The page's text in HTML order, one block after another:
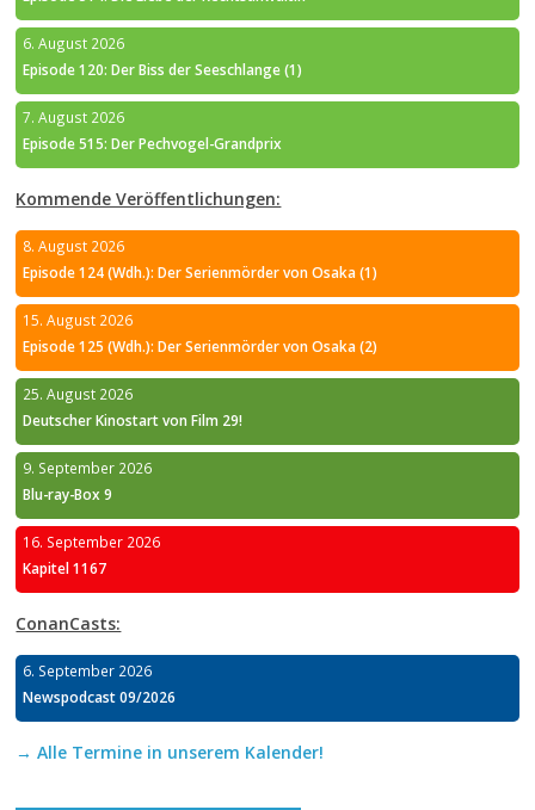
6. August 2026
Episode 120: Der Biss der Seeschlange (1)
7. August 2026
Episode 515: Der Pechvogel-Grandprix
Kommende Veröffentlichungen:
8. August 2026
Episode 124 (Wdh.): Der Serienmörder von Osaka (1)
15. August 2026
Episode 125 (Wdh.): Der Serienmörder von Osaka (2)
25. August 2026
Deutscher Kinostart von Film 29!
9. September 2026
Blu-ray-Box 9
16. September 2026
Kapitel 1167
ConanCasts:
6. September 2026
Newspodcast 09/2026
→ Alle Termine in unserem Kalender!